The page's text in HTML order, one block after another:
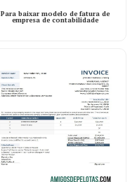
Para baixar modelo de fatura de
empresa de contabilidade